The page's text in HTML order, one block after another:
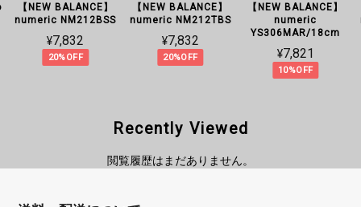
【NEW BALANCE】
numeric NM212BSS
¥7,832
20%OFF
【NEW BALANCE】
numeric NM212TBS
¥7,832
20%OFF
【NEW BALANCE】
numeric
YS306MAR/18cm
¥7,821
10%OFF
Recently Viewed
閲覧履歴はまだありません。